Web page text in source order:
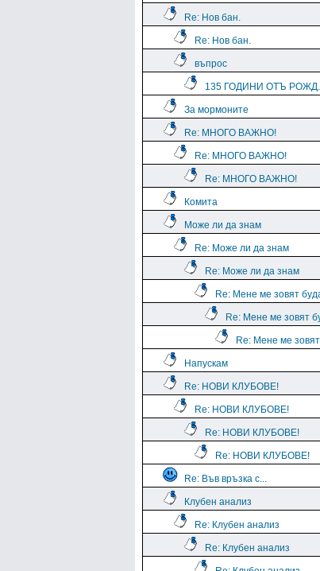
Re: Нов бан.
Re: Нов бан.
въпрос
135 ГОДИНИ ОТЪ
За мормоните
Re: МНОГО ВАЖНО!
Re: МНОГО ВАЖНО!
Re: МНОГО ВАЖНО!
Комита
Може ли да знам
Re: Може ли да знам
Re: Може ли да знам
Re: Мене ме зовят
Re: Мене ме зовят
Re: Мене ме
Напускам
Re: НОВИ КЛУБОВЕ!
Re: НОВИ КЛУБОВЕ!
Re: НОВИ КЛУБОВЕ!
Re: НОВИ КЛУБОВЕ!
Re: Във връзка с...
Клубен анализ
Re: Клубен анализ
Re: Клубен анализ